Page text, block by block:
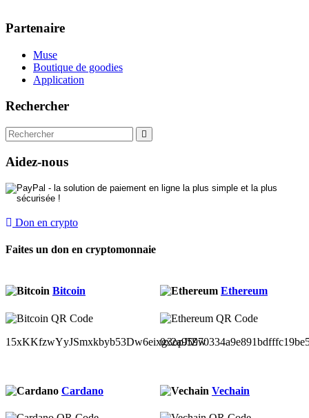
Partenaire
Muse
Boutique de goodies
Application
Rechercher
Aidez-nous
Don en crypto
Faites un don en cryptomonnaie
Bitcoin
15xKKfzwYyJSmxkbyb53Dw6eixg3opJfZw
Ethereum
Cardano Vechain